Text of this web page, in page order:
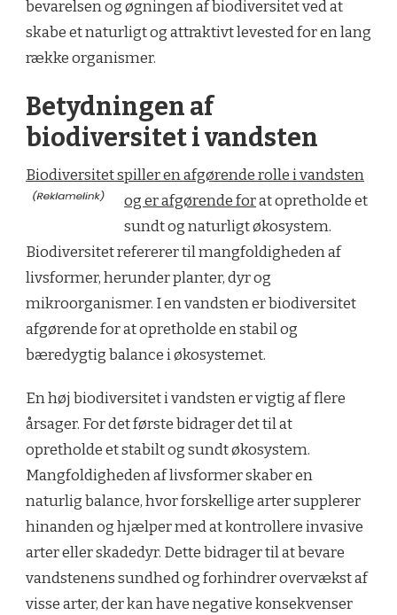
bevarelsen og øgningen af biodiversitet ved at
skabe et naturligt og attraktivt levested for en lang
række organismer.
Betydningen af
biodiversitet i vandsten
Biodiversitet spiller en afgørende rolle i vandsten
og er afgørende forat opretholde et
sundt og naturligt økosystem.
Biodiversitet refererer til mangfoldigheden af ​​
livsformer, herunder planter, dyr og
mikroorganismer. I en vandsten er biodiversitet
afgørende for at opretholde en stabil og
bæredygtig balance i økosystemet.
En høj biodiversitet i vandsten er vigtig af flere
årsager. For det første bidrager det til at
opretholde et stabilt og sundt økosystem.
Mangfoldigheden af ​​livsformer skaber en
naturlig balance, hvor forskellige arter supplerer
hinanden og hjælper med at kontrollere invasive
arter eller skadedyr. Dette bidrager til at bevare
vandstenens sundhed og forhindrer overvækst af
visse arter, der kan have negative konsekvenser